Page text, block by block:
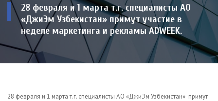
28 февраля и 1 марта т.г. специалисты АО
«ДжиЭм Узбекистан» примут участие в
неделе маркетинга и рекламы ADWEEK.
28 февраля и 1 марта т.г. специалисты АО «ДжиЭм Узбекистан» примут